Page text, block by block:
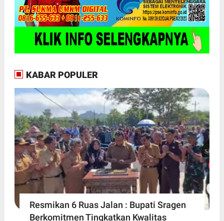
KABAR POPULER
Resmikan 6 Ruas Jalan : Bupati Sragen
Berkomitmen Tingkatkan Kwalitas